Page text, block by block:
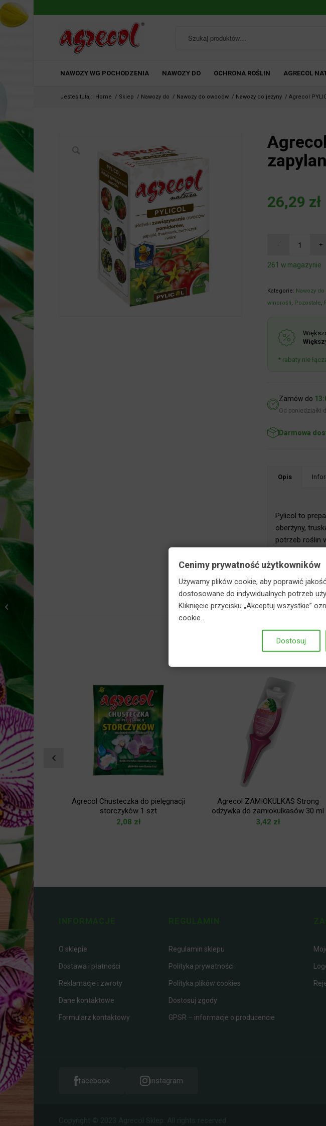
NAWOZY WG POCHODZENIA NAWOZY DO OCHRONA ROŚLIN AGRECOL
Jesteś tutaj: Home / Sklep / Nawozy do / Nawozy do owoców / Nawozy do jeżyny / Agrecol
26,29 zł
261 w magazynie
Kategorie:Nawozy do
winorośli,Pozostałe,
* rabaty nie
Zamów do
Od poniedziałki
Darmowa
Opis
Pylicol to
oberżyny,
potrzeb roślin
potrzebne w
zawiązków
Również
choinek
ml
Agrecol Chusteczka do pielęgnacji
storczyków 1 szt
2,08 zł
Agrecol ZAMIOKULKAS Strong
odżywka do zamiokulkasów 30 ml
3,42 zł
O sklepie
Dostawa i płatności
Reklamacje i zwroty
Dane kontaktowe
Formularz kontaktowy
Regulamin sklepu
Polityka prywatności
Polityka plików cookies
Dostosuj zgody
GPSR – informacje o producencie
facebook instagram
Agrecol Hydrotera
Skorzystaj z
Cenimy prywatność użytkowników
Używamy plików cookie, aby poprawić
dostosowane do indywidualnych potrzeb
Kliknięcie przycisku „Akceptuj wszystkie”
cookie.
Dostosuj